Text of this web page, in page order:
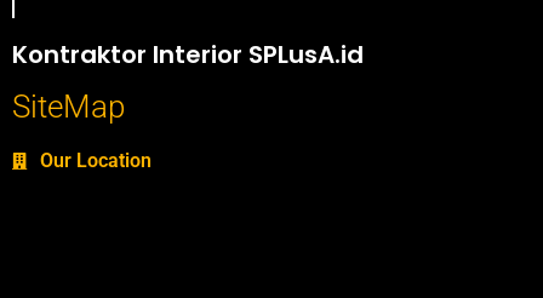
Kontraktor Interior SPLusA.id
SiteMap
Our Location